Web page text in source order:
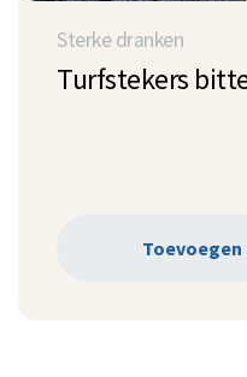
Sterke dranken
Turfstekers